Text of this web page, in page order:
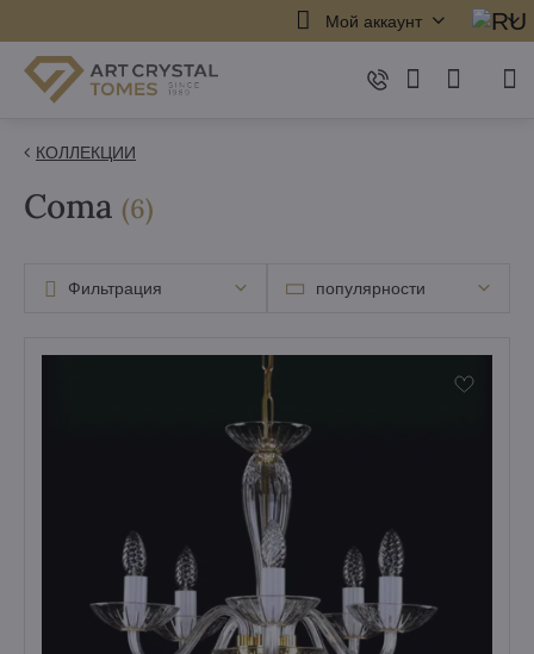
Мой аккаунт
КОЛЛЕКЦИИ
Coma (6элементов
)
популярности
Фильтрация